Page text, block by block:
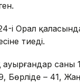
і Орал
тиеді.
ауырғандар саны
Бөрліде – 41,